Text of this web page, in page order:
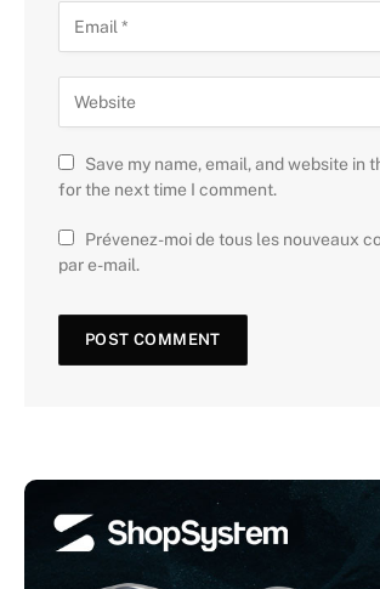
Save my name, email, and website in
for the next time I comment.
Prévenez-moi de tous les nouveaux
par e-mail.